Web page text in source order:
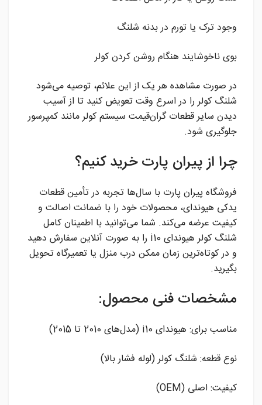
وجود ترک یا تورم در بدنه شلنگ
بوی ناخوشایند هنگام روشن کردن کولر
در صورت مشاهده هر یک از این علائم، توصیه می‌شود
شلنگ کولر را در اسرع وقت تعویض کنید تا از آسیب
دیدن سایر قطعات گران‌قیمت سیستم کولر مانند کمپرسور
جلوگیری شود.
چرا از پیران پارت خرید کنیم؟
فروشگاه پیران پارت با سال‌ها تجربه در تأمین قطعات
یدکی هیوندای، محصولات خود را با ضمانت اصالت و
کیفیت عرضه می‌کند. شما می‌توانید با اطمینان کامل
شلنگ کولر هیوندای i10 را به صورت آنلاین سفارش دهید
و در کوتاه‌ترین زمان ممکن درب منزل یا تعمیرگاه تحویل
بگیرید.
مشخصات فنی محصول:
مناسب برای: هیوندای i10 (مدل‌های 2010 تا 2015)
نوع قطعه: شلنگ کولر (لوله فشار بالا)
کیفیت: اصلی (OEM)